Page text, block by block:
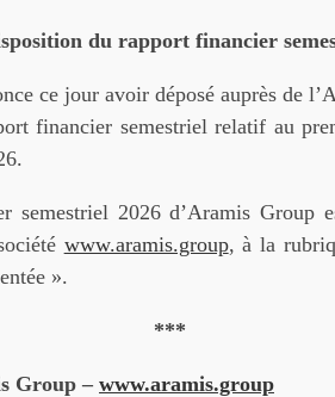
du rapport financier
ce jour avoir déposé auprès de
financier semestriel relatif au
semestriel 2026 d’Aramis Group
www.aramis.group, à la
».
***
Group – www.aramis.group